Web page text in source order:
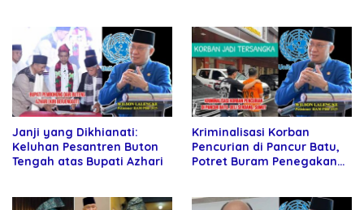
Asing
Janji yang Dikhianati:
Keluhan Pesantren Buton
Tengah atas Bupati Azhari
Kriminalisasi Korban
Pencurian di Pancur Batu,
Potret Buram Penegakan